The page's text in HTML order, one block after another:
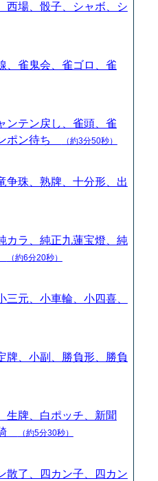
西場、骰子、シャボ、シ
、雀鬼会、雀ゴロ、雀
ンテン戻し、雀頭、雀
ポン待ち
（約3分50秒）
争珠、熟牌、十分形、出
カラ、純正九蓮宝燈、純
（約6分20秒）
三元、小車輪、小四喜、
牌、小副、勝負形、勝負
生牌、白ポッチ、新聞
（約5分30秒）
散了、四カン子、四カン